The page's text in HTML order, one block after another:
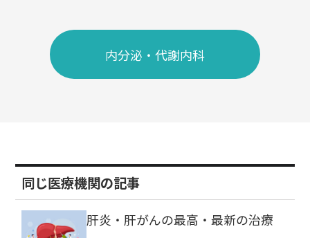
内分泌・代謝内科
同じ医療機関の記事
肝炎・肝がんの最高・最新の治療